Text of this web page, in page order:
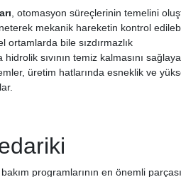
, otomasyon süreçlerinin temelini
mekanik hareketin kontrol
bile sızdırmazlık
sıvının temiz kalmasını
üretim hatlarında esneklik ve
bakım programlarının en önemli